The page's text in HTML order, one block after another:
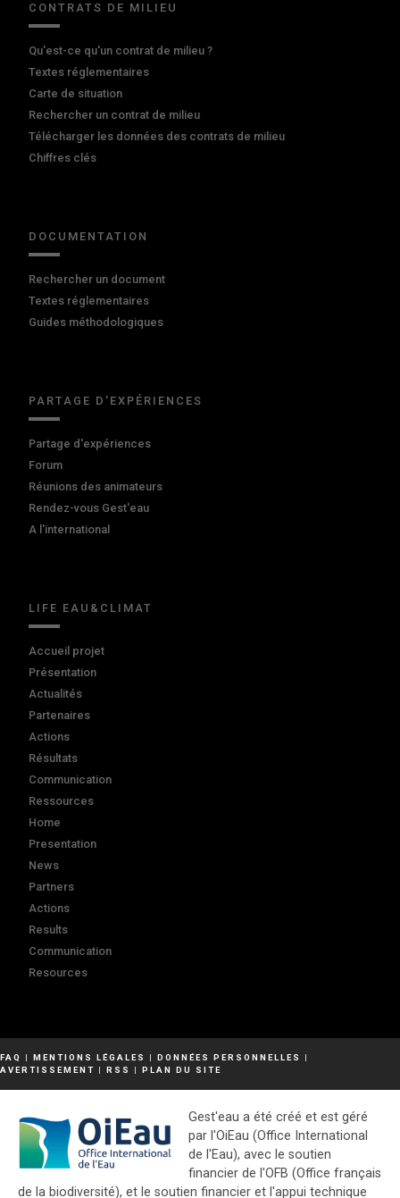
CONTRATS DE MILIEU
Qu'est-ce qu'un contrat de milieu ?
Textes réglementaires
Carte de situation
Rechercher un contrat de milieu
Télécharger les données des contrats de milieu
Chiffres clés
DOCUMENTATION
Rechercher un document
Textes réglementaires
Guides méthodologiques
PARTAGE D'EXPÉRIENCES
Partage d'expériences
Forum
Réunions des animateurs
Rendez-vous Gest'eau
A l'international
LIFE EAU&CLIMAT
Accueil projet
Présentation
Actualités
Partenaires
Actions
Résultats
Communication
Ressources
Home
Presentation
News
Partners
Actions
Results
Communication
Resources
FAQ | MENTIONS LÉGALES | DONNÉES PERSONNELLES
|
AVERTISSEMENT | RSS | PLAN DU SITE
Gest'eau a été créé et est géré
par l'OiEau (Office International
de l'Eau), avec le soutien
financier de l'OFB (Office français
de la biodiversité), et le soutien financier et l'appui technique